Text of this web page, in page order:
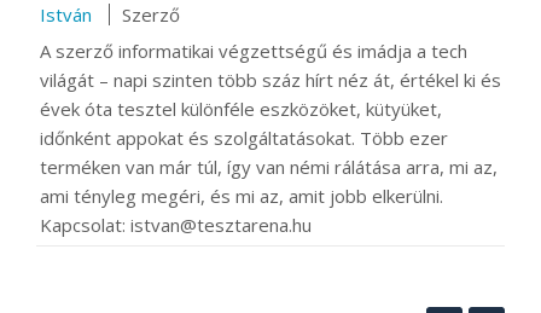
István
Szerző
A szerző informatikai végzettségű és imádja a tech
világát – napi szinten több száz hírt néz át, értékel ki és
évek óta tesztel különféle eszközöket, kütyüket,
időnként appokat és szolgáltatásokat. Több ezer
terméken van már túl, így van némi rálátása arra, mi az,
ami tényleg megéri, és mi az, amit jobb elkerülni.
Kapcsolat: istvan@tesztarena.hu